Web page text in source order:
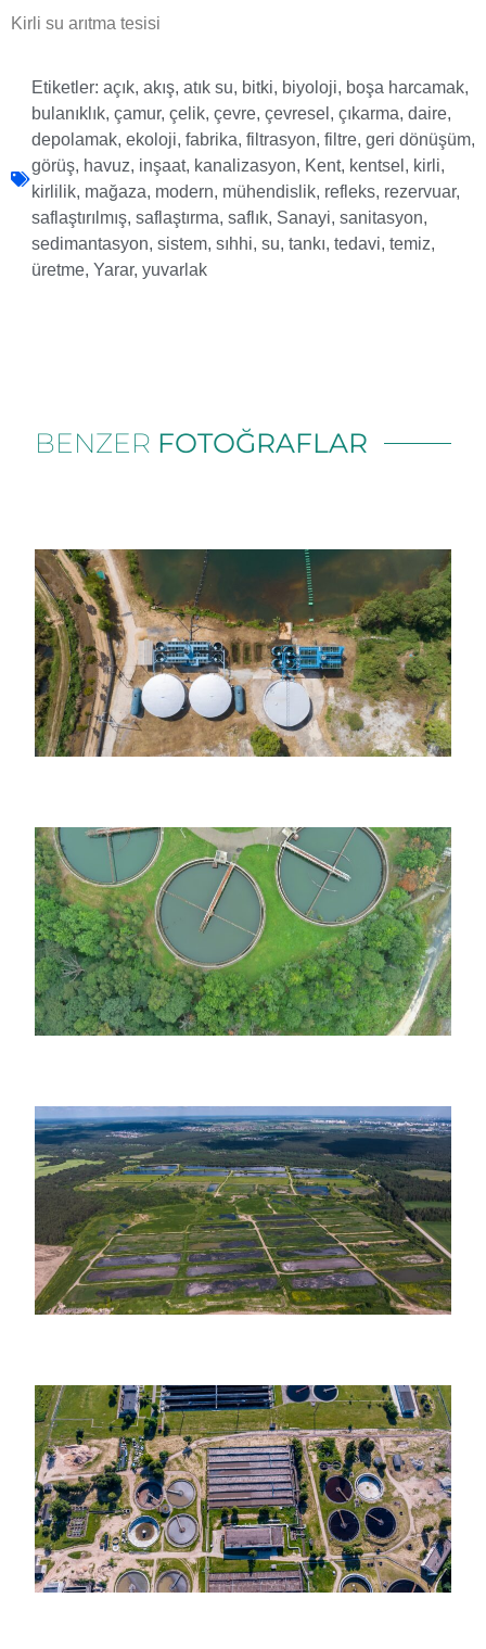
Kirli su arıtma tesisi
Etiketler: açık, akış, atık su, bitki, biyoloji, boşa harcamak,
bulanıklık, çamur, çelik, çevre, çevresel , çıkarma, daire,
depolamak, ekoloji, fabrika, filtrasyon, filtre, geri dönüşüm,
görüş, havuz, inşaat, kanalizasyon, Kent, kentsel , kirli,
kirlilik, mağaza, modern, mühendislik, refleks, rezervuar,
saflaştırılmış, saflaştırma, saflık, Sanayi, sanitasyon,
sedimantasyon, sistem, sıhhi, su, tankı, tedavi, temiz,
üretme, Yarar, yuvarlak
BENZER FOTOĞRAFLAR